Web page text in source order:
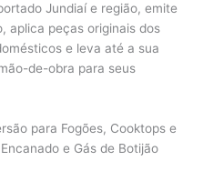
Jundiaí e região, emite
aplica peças originais dos
e leva até a sua
de-obra para seus
para Fogões, Cooktops e
e Gás de Botijão